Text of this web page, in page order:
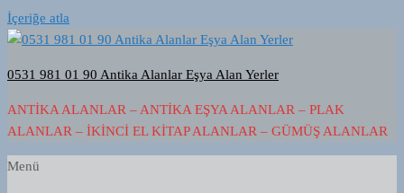
İçeriğe atla
0531 981 01 90 Antika Alanlar Eşya Alan Yerler
ANTIKA ALANLAR – ANTIKA EŞYA ALANLAR – PLAK
ALANLAR – İKINCI EL KITAP ALANLAR – GÜMÜŞ ALANLAR
Menü